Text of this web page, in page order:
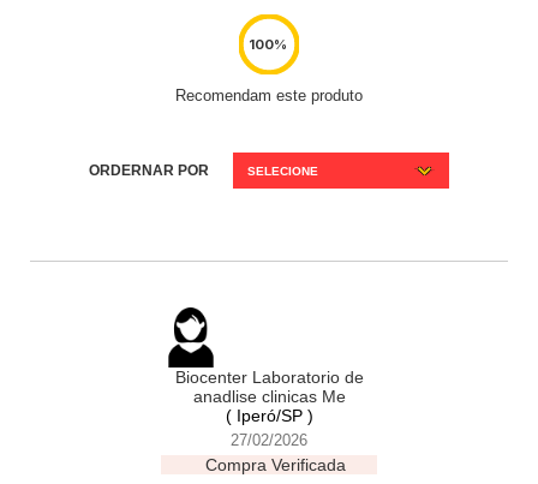
Recomendam este produto
ORDERNAR POR SELECIONE
Biocenter Laboratorio de
anadlise clinicas Me
( Iperó/SP )
27/02/2026
Compra Verificada